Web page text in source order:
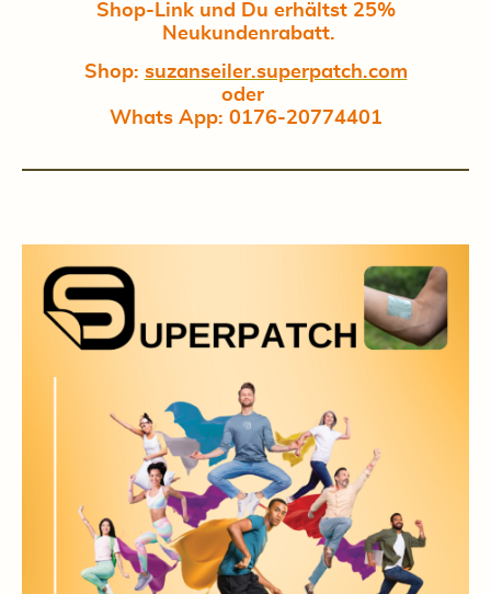
Shop-Link und Du erhältst 25%
Neukundenrabatt.
Shop: suzanseiler.superpatch.com
oder
Whats App: 0176-20774401